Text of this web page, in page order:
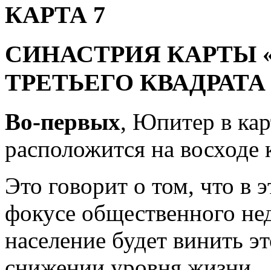
КАРТА 7
СИНАСТРИЯ КАРТЫ
ТРЕТЬЕГО КВАДРАТА
Во-первых, Юпитер в
расположится на восходе
Это говорит о том, что в
фокусе общественного
население будет винить